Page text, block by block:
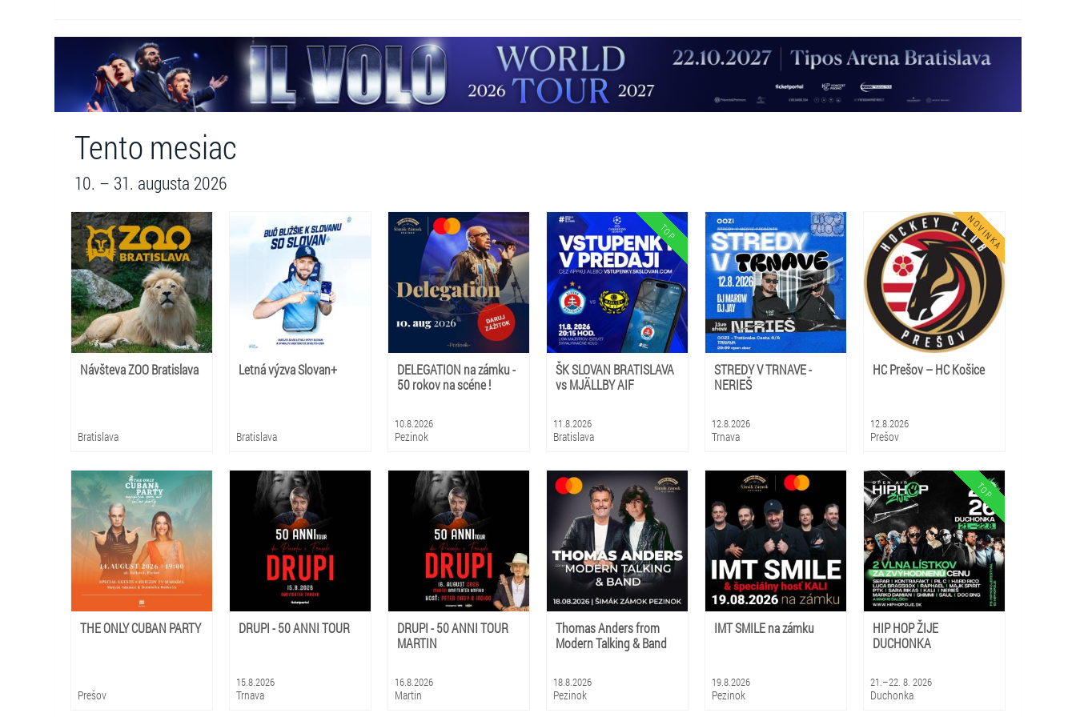
Tento mesiac
10. – 31. augusta 2026
Návšteva ZOO Bratislava
Bratislava
Letná výzva Slovan+
Bratislava
DELEGATION na zámku -
50 rokov na scéne !
10.8.2026
Pezinok
ŠK SLOVAN BRATISLAVA
vs MJÄLLBY AIF
11.8.2026
Bratislava
STREDY V TRNAVE -
NERIEŠ
12.8.2026
Trnava
HC Prešov – HC Košice
12.8.2026
Prešov
THE ONLY CUBAN PARTY
Prešov
DRUPI - 50 ANNI TOUR
15.8.2026
Trnava
DRUPI - 50 ANNI TOUR
MARTIN
16.8.2026
Martin
Thomas Anders from
Modern Talking & Band
18.8.2026
Pezinok
IMT SMILE na zámku
19.8.2026
Pezinok
HIP HOP ŽIJE
DUCHONKA
21.–22. 8. 2026
Duchonka